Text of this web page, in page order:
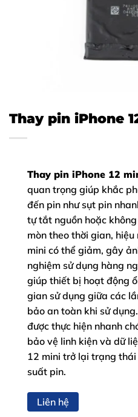
Thay pin iPhone
Thay pin iPhone 12
quan trọng giúp khắc
đến pin như sụt pin
tự tắt nguồn hoặc
mòn theo thời gian,
mini có thể giảm, gây
nghiệm sử dụng hàng
giúp thiết bị hoạt động
gian sử dụng giữa các
bảo an toàn khi sử
được thực hiện nhanh
bảo vệ linh kiện và dữ
12 mini trở lại trạng
suất pin.
Liên hệ